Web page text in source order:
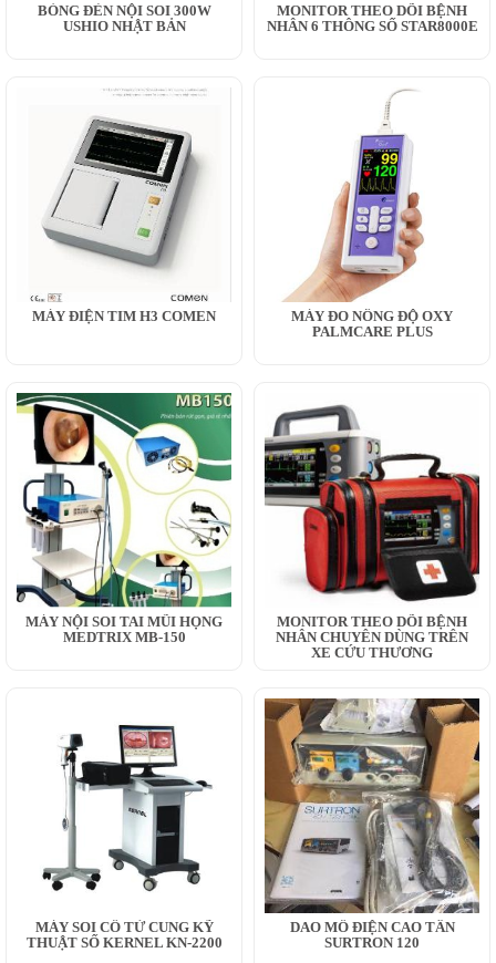
BÓNG ĐÈN NỘI SOI 300W
USHIO NHẬT BẢN
MONITOR THEO DÕI BỆNH
NHÂN 6 THÔNG SỐ STAR8000E
MÁY ĐIỆN TIM H3 COMEN
MÁY ĐO NỒNG ĐỘ OXY
PALMCARE PLUS
MÁY NỘI SOI TAI MŨI HỌNG
MEDTRIX MB-150
MONITOR THEO DÕI BỆNH
NHÂN CHUYÊN DÙNG TRÊN
XE CỨU THƯƠNG
MÁY SOI CỔ TỬ CUNG KỸ
THUẬT SỐ KERNEL KN-2200
DAO MỔ ĐIỆN CAO TẦN
SURTRON 120